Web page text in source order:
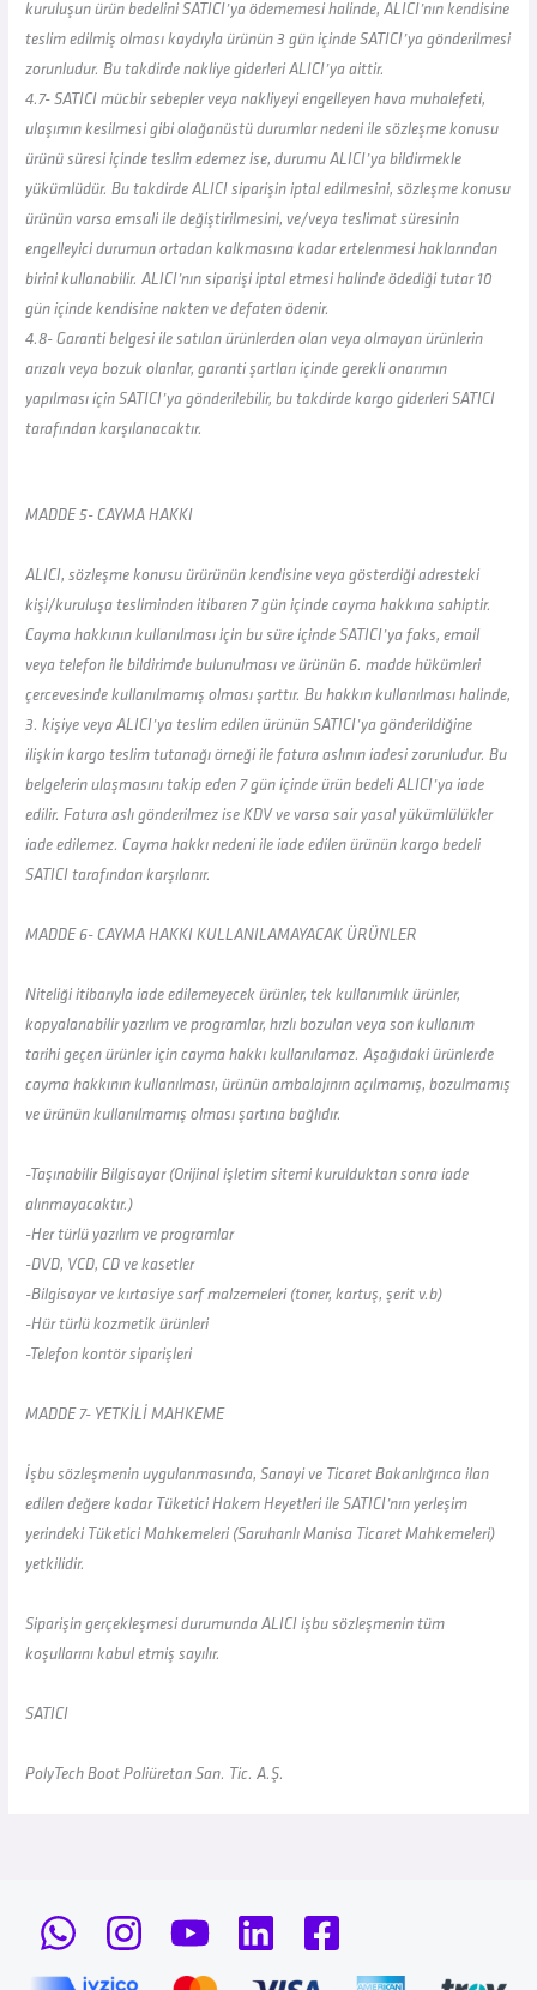
kuruluşun ürün bedelini SATICI’ya ödememesi halinde, ALICI’nın kendisine
teslim edilmiş olması kaydıyla ürünün 3 gün içinde SATICI’ya gönderilmesi
zorunludur. Bu takdirde nakliye giderleri ALICI’ya aittir.
4.7- SATICI mücbir sebepler veya nakliyeyi engelleyen hava muhalefeti,
ulaşımın kesilmesi gibi olağanüstü durumlar nedeni ile sözleşme konusu
ürünü süresi içinde teslim edemez ise, durumu ALICI’ya bildirmekle
yükümlüdür. Bu takdirde ALICI siparişin iptal edilmesini, sözleşme konusu
ürünün varsa emsali ile değiştirilmesini, ve/veya teslimat süresinin
engelleyici durumun ortadan kalkmasına kadar ertelenmesi haklarından
birini kullanabilir. ALICI’nın siparişi iptal etmesi halinde ödediği tutar 10
gün içinde kendisine nakten ve defaten ödenir.
4.8- Garanti belgesi ile satılan ürünlerden olan veya olmayan ürünlerin
arızalı veya bozuk olanlar, garanti şartları içinde gerekli onarımın
yapılması için SATICI’ya gönderilebilir, bu takdirde kargo giderleri SATICI
tarafından karşılanacaktır.
MADDE 5- CAYMA HAKKI
ALICI, sözleşme konusu ürürünün kendisine veya gösterdiği adresteki
kişi/kuruluşa tesliminden itibaren 7 gün içinde cayma hakkına sahiptir.
Cayma hakkının kullanılması için bu süre içinde SATICI’ya faks, email
veya telefon ile bildirimde bulunulması ve ürünün 6. madde hükümleri
çercevesinde kullanılmamış olması şarttır. Bu hakkın kullanılması halinde,
3. kişiye veya ALICI’ya teslim edilen ürünün SATICI’ya gönderildiğine
ilişkin kargo teslim tutanağı örneği ile fatura aslının iadesi zorunludur. Bu
belgelerin ulaşmasını takip eden 7 gün içinde ürün bedeli ALICI’ya iade
edilir. Fatura aslı gönderilmez ise KDV ve varsa sair yasal yükümlülükler
iade edilemez. Cayma hakkı nedeni ile iade edilen ürünün kargo bedeli
SATICI tarafından karşılanır.
MADDE 6- CAYMA HAKKI KULLANILAMAYACAK ÜRÜNLER
Niteliği itibarıyla iade edilemeyecek ürünler, tek kullanımlık ürünler,
kopyalanabilir yazılım ve programlar, hızlı bozulan veya son kullanım
tarihi geçen ürünler için cayma hakkı kullanılamaz. Aşağıdaki ürünlerde
cayma hakkının kullanılması, ürünün ambalajının açılmamış, bozulmamış
ve ürünün kullanılmamış olması şartına bağlıdır.
-Taşınabilir Bilgisayar (Orijinal işletim sitemi kurulduktan sonra iade
alınmayacaktır.)
-Her türlü yazılım ve programlar
-DVD, VCD, CD ve kasetler
-Bilgisayar ve kırtasiye sarf malzemeleri (toner, kartuş, şerit v.b)
-Hür türlü kozmetik ürünleri
-Telefon kontör siparişleri
MADDE 7- YETKİLİ MAHKEME
İşbu sözleşmenin uygulanmasında, Sanayi ve Ticaret Bakanlığınca ilan
edilen değere kadar Tüketici Hakem Heyetleri ile SATICI’nın yerleşim
yerindeki Tüketici Mahkemeleri (Saruhanlı Manisa Ticaret Mahkemeleri)
yetkilidir.
Siparişin gerçekleşmesi durumunda ALICI işbu sözleşmenin tüm
koşullarını kabul etmiş sayılır.
SATICI
PolyTech Boot Poliüretan San. Tic. A.Ş.